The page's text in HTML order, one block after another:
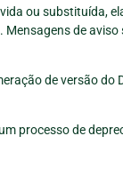
ou substituída,
de
de versão do
processo de